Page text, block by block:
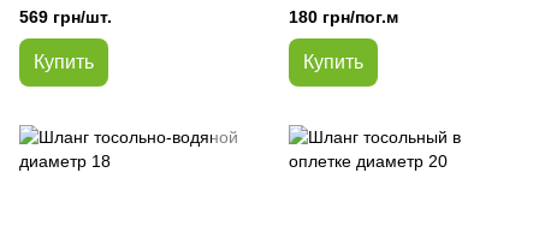
(турбулизатор) алюминий (пр-
во Авто Престиж)
569 грн/шт.
Купить
во NIRTI)
180 грн/пог.м
Купить